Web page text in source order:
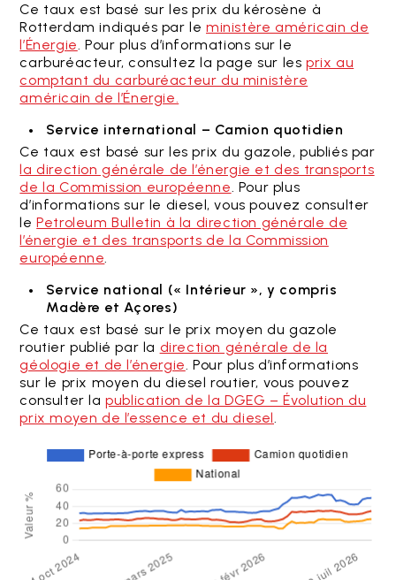
Ce taux est basé sur les prix du kérosène à
Rotterdam indiqués par le ministère américain de
l’Énergie. Pour plus d’informations sur le
carburéacteur, consultez la page sur les prix au
comptant du carburéacteur du ministère
américain de l’Énergie.
Service international – Camion quotidien
Ce taux est basé sur les prix du gazole, publiés par
la direction générale de l’énergie et des transports
de la Commission européenne. Pour plus
d’informations sur le diesel, vous pouvez consulter
lePetroleum Bulletin à la direction générale de
l’énergie et des transports de la Commission
européenne.
Service national (« Intérieur », y compris
Madère et Açores)
Ce taux est basé sur le prix moyen du gazole
routier publié par la direction générale de la
géologie et de l’énergie. Pour plus d’informations
sur le prix moyen du diesel routier, vous pouvez
consulter lapublication de la DGEG – Évolution du
prix moyen de l’essence et du diesel.